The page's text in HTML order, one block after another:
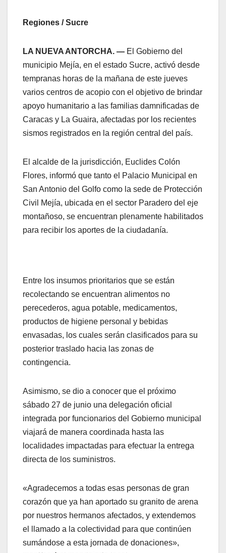
Regiones / Sucre
LA NUEVA ANTORCHA. — El Gobierno del
municipio Mejía, en el estado Sucre, activó desde
tempranas horas de la mañana de este jueves
varios centros de acopio con el objetivo de brindar
apoyo humanitario a las familias damnificadas de
Caracas y La Guaira, afectadas por los recientes
sismos registrados en la región central del país.
​El alcalde de la jurisdicción, Euclides Colón
Flores, informó que tanto el Palacio Municipal en
San Antonio del Golfo como la sede de Protección
Civil Mejía, ubicada en el sector Paradero del eje
montañoso, se encuentran plenamente habilitados
para recibir los aportes de la ciudadanía.
​Entre los insumos prioritarios que se están
recolectando se encuentran alimentos no
perecederos, agua potable, medicamentos,
productos de higiene personal y bebidas
envasadas, los cuales serán clasificados para su
posterior traslado hacia las zonas de
contingencia.
​Asimismo, se dio a conocer que el próximo
sábado 27 de junio una delegación oficial
integrada por funcionarios del Gobierno municipal
viajará de manera coordinada hasta las
localidades impactadas para efectuar la entrega
directa de los suministros.
​«Agradecemos a todas esas personas de gran
corazón que ya han aportado su granito de arena
por nuestros hermanos afectados, y extendemos
el llamado a la colectividad para que continúen
sumándose a esta jornada de donaciones»,